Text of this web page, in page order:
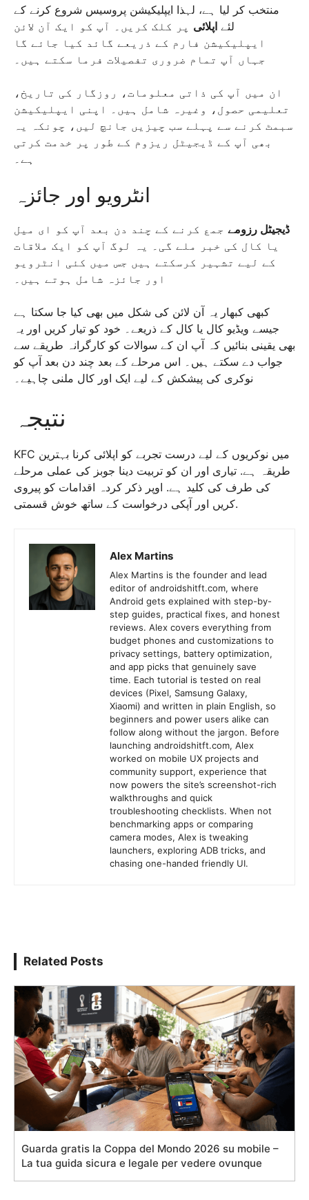
منتخب کر لیا ہے، لہذا ایپلیکیشن پروسیس شروع کرنے کے
لئے اپلائی پر کلک کریں۔ آپ کو ایک آن لائن
ایپلیکیشن فارم کے ذریعے گائد کیا جائے گا
جہاں آپ تمام ضروری تفصیلات فرما سکتے ہیں۔
ان میں آپ کی ذاتی معلومات، روزگار کی تاریخ،
تعلیمی حصول، وغیرہ شامل ہیں۔ اپنی ایپلیکیشن
سبمٹ کرنے سے پہلے سب چیزیں جانچ لیں، چونکہ یہ
بھی آپ کے ڈیجیٹل ریزوم کے طور پر خدمت کرتی
ہے۔
انٹرویو اور جائزہ
ڈیجیٹل رزومے جمع کرنے کے چند دن بعد آپ کو ای میل
یا کال کی خبر ملے گی۔ یہ لوگ آپ کو ایک ملاقات
کے لیے تشہیر کرسکتے ہیں جس میں کئی انٹرویو
اور جائزہ شامل ہوتے ہیں۔
کبھی کبھار یہ آن لائن کی شکل میں بھی کیا جا سکتا ہے
جیسے ویڈیو کال یا کال کے ذریعے۔ خود کو تیار کریں اور یہ
بھی یقینی بنائیں کہ آپ ان کے سوالات کو کارگرانہ طریقے سے
جواب دے سکتے ہیں۔ اس مرحلے کے بعد چند دن بعد آپ کو
نوکری کی پیشکش کے لیے ایک اور کال ملنی چاہیے۔
نتیجہ
KFC میں نوکریوں کے لیے درست تجربے کو اپلائی کرنا بہترین
طریقہ ہے. تیاری اور ان کو تربیت دینا جوبز کی عملی مرحلے
کی طرف کی کلید ہے. اوپر ذکر کردہ اقدامات کو پیروی
کریں اور آپکی درخواست کے ساتھ خوش قسمتی.
Alex Martins
Alex Martins is the founder and lead
editor of androidshitft.com, where
Android gets explained with step-by-
step guides, practical fixes, and honest
reviews. Alex covers everything from
budget phones and customizations to
privacy settings, battery optimization,
and app picks that genuinely save
time. Each tutorial is tested on real
devices (Pixel, Samsung Galaxy,
Xiaomi) and written in plain English, so
beginners and power users alike can
follow along without the jargon. Before
launching androidshitft.com, Alex
worked on mobile UX projects and
community support, experience that
now powers the site’s screenshot-rich
walkthroughs and quick
troubleshooting checklists. When not
benchmarking apps or comparing
camera modes, Alex is tweaking
launchers, exploring ADB tricks, and
chasing one-handed friendly UI.
Related Posts
Guarda gratis la Coppa del Mondo 2026 su mobile –
La tua guida sicura e legale per vedere ovunque